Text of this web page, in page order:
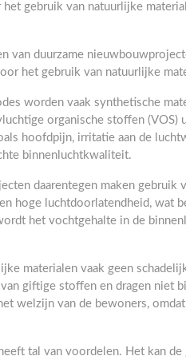
gebruik van natuurlijke
van duurzame
het gebruik van natuurlijke
worden vaak synthetische
organische stoffen
hoofdpijn, irritatie aan de
binnenluchtkwaliteit.
daarentegen maken
hoge luchtdoorlatendheid, wat
het vochtgehalte in de
materialen vaak geen
giftige stoffen en dragen niet
welzijn van de bewoners,
tal van voordelen. Het kan